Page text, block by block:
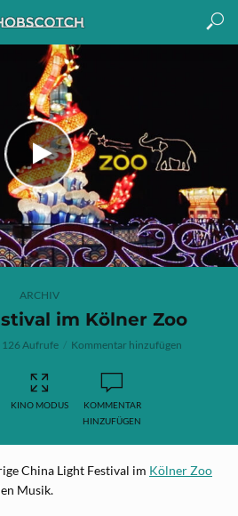
ARCHIV
im Kölner Zoo
126 Aufrufe Kommentar hinzufügen
KINO MODUS
KOMMENTAR
HINZUFÜGEN
China Light Festival im Kölner Zoo
Musik.